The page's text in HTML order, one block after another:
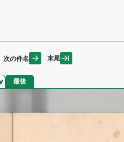
次の件名 末尾
最後